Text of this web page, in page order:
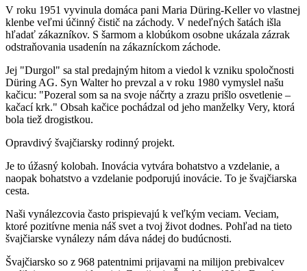
V roku 1951 vyvinula domáca pani Maria Düring-Keller vo vlastnej
klenbe veľmi účinný čistič na záchody. V nedeľných šatách išla
hľadať zákazníkov. S šarmom a klobúkom osobne ukázala zázrak
odstraňovania usadenín na zákazníckom záchode.
Jej "Durgol" sa stal predajným hitom a viedol k vzniku spoločnosti
Düring AG. Syn Walter ho prevzal a v roku 1980 vymyslel našu
kačicu: "Pozeral som sa na svoje náčrty a zrazu prišlo osvetlenie –
kačací krk." Obsah kačice pochádzal od jeho manželky Very, ktorá
bola tiež drogistkou.
Opravdivý švajčiarsky rodinný projekt.
Je to úžasný kolobah. Inovácia vytvára bohatstvo a vzdelanie, a
naopak bohatstvo a vzdelanie podporujú inovácie. To je švajčiarska
cesta.
Naši vynálezcovia často prispievajú k veľkým veciam. Veciam,
ktoré pozitívne menia náš svet a tvoj život dodnes. Pohľad na tieto
švajčiarske vynálezy nám dáva nádej do budúcnosti.
Švajčiarsko so z 968 patentnimi prijavami na milijon prebivalcev